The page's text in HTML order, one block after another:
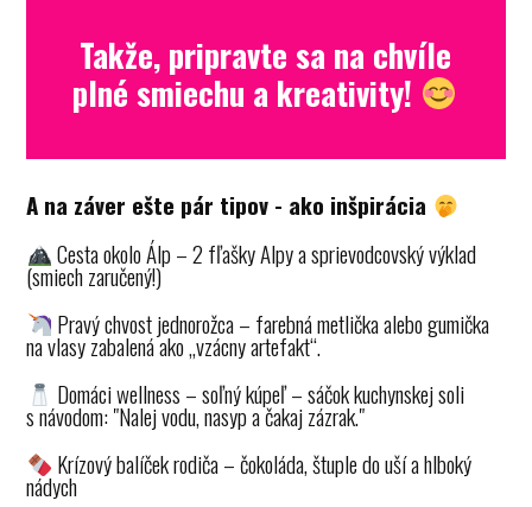
Takže, pripravte sa na chvíle
plné smiechu a kreativity!
A na záver ešte pár tipov - ako inšpirácia
Cesta okolo Álp – 2 fľašky Alpy a sprievodcovský výklad
(smiech zaručený!)
Pravý chvost jednorožca – farebná metlička alebo gumička
na vlasy zabalená ako „vzácny artefakt“.
Domáci wellness – soľný kúpeľ – sáčok kuchynskej soli
s návodom: "Nalej vodu, nasyp a čakaj zázrak."
Krízový balíček rodiča – čokoláda, štuple do uší a hlboký
nádych